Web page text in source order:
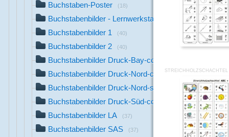
Buchstaben-Poster (18)
Buchstabenbilder - Lernwerkstatt 7
Buchstabenbilder 1 (40)
Buchstabenbilder 2 (40)
Buchstabenbilder Druck-Bay-co
Buchstabenbilder Druck-Nord-co
Buchstabenbilder Druck-Nord-sw
Buchstabenbilder Druck-Süd-co
Buchstabenbilder LA (37)
Buchstabenbilder SAS (37)